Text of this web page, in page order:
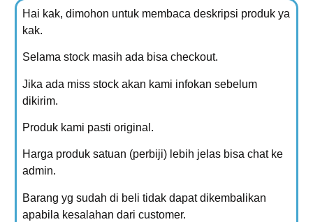
Hai kak, dimohon untuk membaca deskripsi produk ya
kak.
Selama stock masih ada bisa checkout.
Jika ada miss stock akan kami infokan sebelum
dikirim.
Produk kami pasti original.
Harga produk satuan (perbiji) lebih jelas bisa chat ke
admin.
Barang yg sudah di beli tidak dapat dikembalikan
apabila kesalahan dari customer.